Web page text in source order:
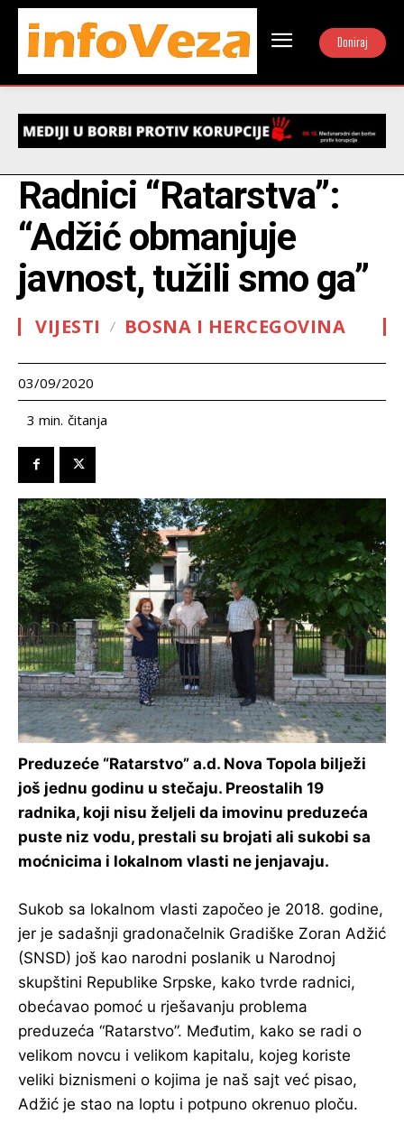
Doniraj
Radnici “Ratarstva”:
“Adžić obmanjuje
javnost, tužili smo ga”
VIJESTI BOSNA I HERCEGOVINA
03/09/2020
3 min. čitanja
Preduzeće “Ratarstvo” a.d. Nova Topola bilježi
još jednu godinu u stečaju. Preostalih 19
radnika, koji nisu željeli da imovinu preduzeća
puste niz vodu, prestali su brojati ali sukobi sa
moćnicima i lokalnom vlasti ne jenjavaju.
Sukob sa lokalnom vlasti započeo je 2018. godine,
jer je sadašnji gradonačelnik Gradiške Zoran Adžić
(SNSD) još kao narodni poslanik u Narodnoj
skupštini Republike Srpske, kako tvrde radnici,
obećavao pomoć u rješavanju problema
preduzeća “Ratarstvo”. Međutim, kako se radi o
velikom novcu i velikom kapitalu, kojeg koriste
veliki biznismeni o kojima je naš sajt već pisao,
Adžić je stao na loptu i potpuno okrenuo ploču.